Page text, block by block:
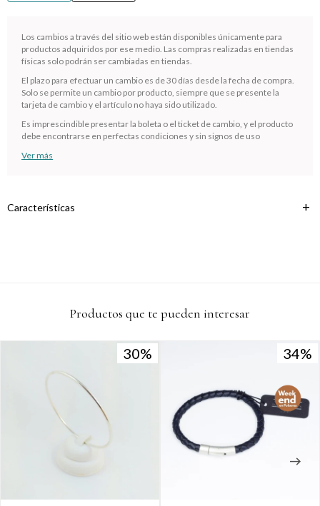
Los cambios a través del sitio web están disponibles únicamente para
productos adquiridos por ese medio. Las compras realizadas en tiendas
físicas solo podrán ser cambiadas en tiendas.
El plazo para efectuar un cambio es de 30 días desde la fecha de compra.
Solo se permite un cambio por producto, siempre que se presente la
tarjeta de cambio y el artículo no haya sido utilizado.
Es imprescindible presentar la boleta o el ticket de cambio, y el producto
debe encontrarse en perfectas condiciones y sin signos de uso
Ver más
Características
Productos que te pueden interesar
30
30 34
34
Después, hasta en 12
¡Sumate a la forma más ágil de comprar!
Comprá en 3 cuotas sin recargo o hasta en 12
* sujeto aprobación crediticia.
Verifica si estás calificado para comprar con Pago
Después:
Cédula de identidad
Estás calificado para comprar usando Pago